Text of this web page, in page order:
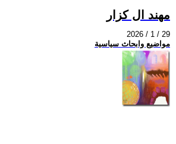
مهند ال كزار
2026 / 1 / 29
مواضيع وابحاث سياسية